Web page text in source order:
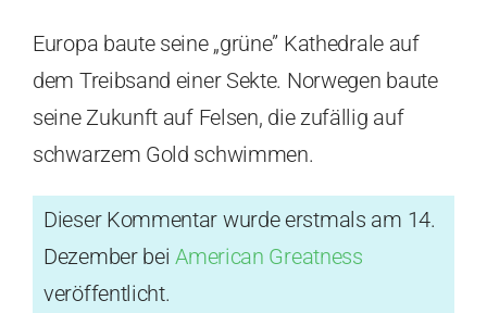
Europa baute seine „grüne” Kathedrale auf
dem Treibsand einer Sekte. Norwegen baute
seine Zukunft auf Felsen, die zufällig auf
schwarzem Gold schwimmen.
Dieser Kommentar wurde erstmals am 14.
Dezember beiAmerican Greatness
veröffentlicht.